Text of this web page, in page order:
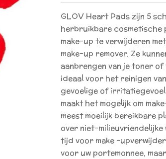
GLOV Heart Pads zijn 5
herbruikbare cosmetische
make-up te verwijderen
make-up remover. Ze
aanbrengen van je toner
ideaal voor het reinigen
gevoelige of
maakt het mogelijk om
meest moeilijk bereikbare
over niet-
tijd voor make -
voor uw portemonnee,